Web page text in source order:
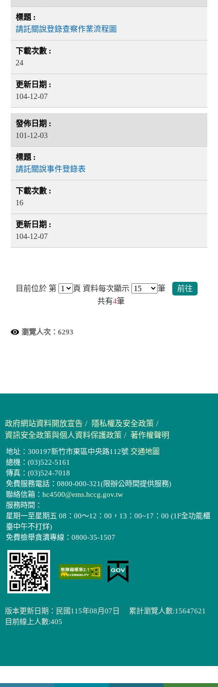
請託關說登錄查察作業流程圖
24
104-12-07
101-12-03
請託關說事件登錄表
16
104-12-07
目前位於 第 頁 資料每次顯示 筆
前往
共有4筆
瀏覽人次： 6293
政府網站資料開放宣告
隱私權及安全政策
資訊安全政策與個人資料保護政策
著作權聲明
地址：300197新竹市東區中央路112號 交通地圖
總機：(03)522-5161
傳真：(03)524-7018
免費服務電話：0800-000-321(限辦公時間提供服務)
聯絡信箱： hc4500@ems.hccg.gov.tw
服務時間：
星期一至星期五 08：00～12：00，13：00~17：00 (1F全功能櫃
臺中午不打烊)
免費檢舉貪瀆專線：0800-35-1507
版本更新日期：民國115年08月07日
累計瀏覽人數:15647621
目前線上人數:405